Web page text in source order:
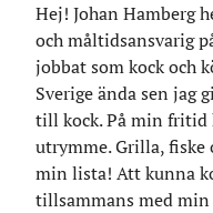
Hej! Johan Hamberg
och måltidsansvarig
jobbat som kock och
Sverige ända sen jag
till kock. På min fritid
utrymme. Grilla, fiske
min lista! Att kunna
tillsammans med